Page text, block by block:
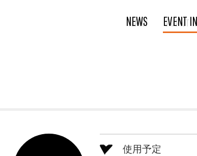
NEWS EVENT
使用予定